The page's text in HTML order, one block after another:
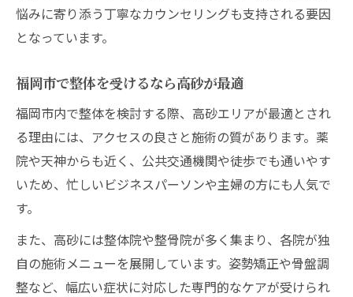
悩みに寄り添う丁寧なカウンセリングも支持される要因
となっています。
福岡市で整体を受けるなら高砂が最適
福岡市内で整体を検討する際、高砂エリアが最適とされ
る理由には、アクセスの良さと施術の質があります。薬
院や天神からも近く、公共交通機関や徒歩でも通いやす
いため、忙しいビジネスパーソンや主婦の方にも人気で
す。
また、高砂には整体院や整骨院が多く集まり、各院が独
自の施術メニューを展開しています。姿勢矯正や骨盤調
整など、幅広い症状に対応した専門的なケアが受けられ